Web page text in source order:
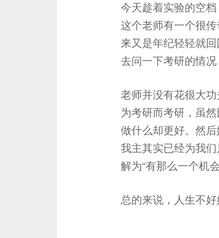
今天趁着实验的空档
这个老师有一个很
来又是年纪轻轻就
去问一下考研的情
老师并没有花很大
为考研而考研，虽
做什么却更好。然
我主其实已经为我
解为“有那么一个机
总的来说，人生不好